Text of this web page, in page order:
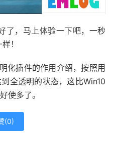
，马上体验一下吧，一秒
！
插件的作用介绍，按照用
全透明的状态，这比Win10
使多了。
(0)